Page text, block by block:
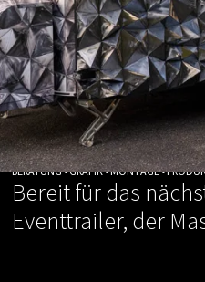
BERATUNG • GRAFIK • MONTAGE •
Bereit für das
Eventtrailer, der